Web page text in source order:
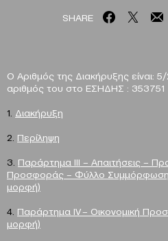
SHARE
Ο Αριθμός της Διακήρυξης είναι:
αριθμός του στο ΕΣΗΔΗΣ : 353751
1. Διακήρυξη
2. Περίληψη
3. Παράρτημα III – Απαιτήσεις –
Προσφοράς – Φύλλο
μορφή)
4. Παράρτημα IV – Οικονομική
μορφή)